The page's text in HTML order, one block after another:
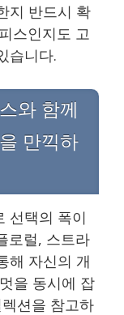
지 반드시 확
스인지도 고
습니다.
와 함께
만끽하
선택의 폭이
로럴, 스트라
해 자신의 개
을 동시에 잡
션을 참고하